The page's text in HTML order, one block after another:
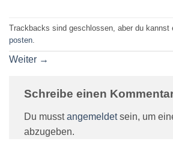
Trackbacks sind geschlossen, aber du kannst
posten
Weiter →
Schreibe einen
Du musstangemeldetsein, um
abzugeben.